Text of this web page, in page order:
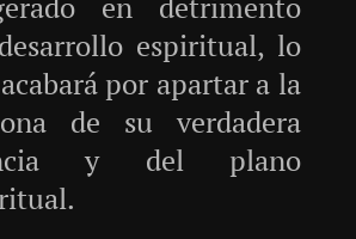
espiritual, lo
por apartar a la
de su verdadera
y del plano